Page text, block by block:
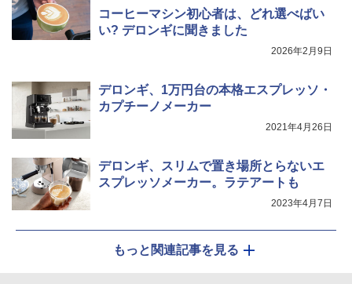
コーヒーマシン初心者は、どれ選べばい
い? デロンギに聞きました
2026年2月9日
デロンギ、1万円台の本格エスプレッソ・
カプチーノメーカー
2021年4月26日
デロンギ、スリムで置き場所とらないエ
スプレッソメーカー。ラテアートも
2023年4月7日
もっと関連記事を見る